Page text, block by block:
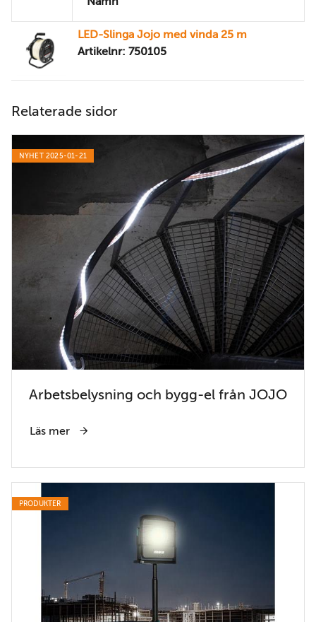
LED-Slinga Jojo med vinda 25 m
Artikelnr: 750105
Relaterade sidor
NYHET 2025-01-21
Arbetsbelysning och bygg-el från JOJO
Läs mer
PRODUKTER